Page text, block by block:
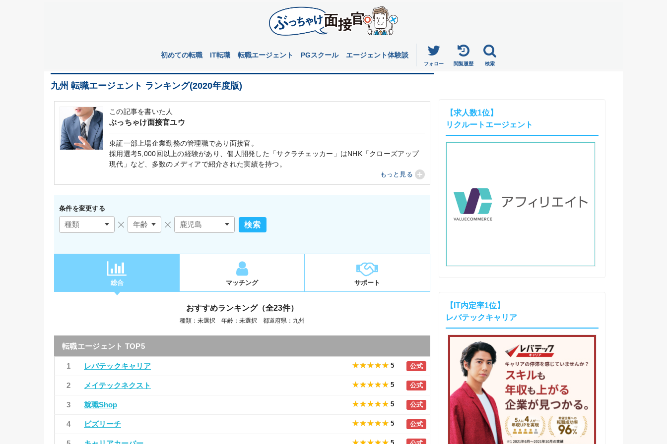
初めての転職 IT転職 転職エージェント PGスクール エージェント体験談
フォロー 閲覧履歴 検索
九州 転職エージェント ランキング(2020年度版)
この記事を書いた人
ぶっちゃけ面接官ユウ
東証一部上場企業勤務の管理職であり面接官。
採用選考5,000回以上の経験があり、個人開発した「サクラチェッカー」はNHK「クローズアップ
現代」など、多数のメディアで紹介された実績を持つ。
もっと見る
条件を変更する
検索
総合 マッチング サポート
おすすめランキング（全23件）
種類：未選択 年齢：未選択 都道府県：九州
転職エージェント TOP5
1 レバテックキャリア 5 公式
2 メイテックネクスト 5 公式
3 就職Shop 5 公式
4 ビズリーチ 5 公式
【求人数1位】
リクルートエージェント
【IT内定率1位】
レバテックキャリア